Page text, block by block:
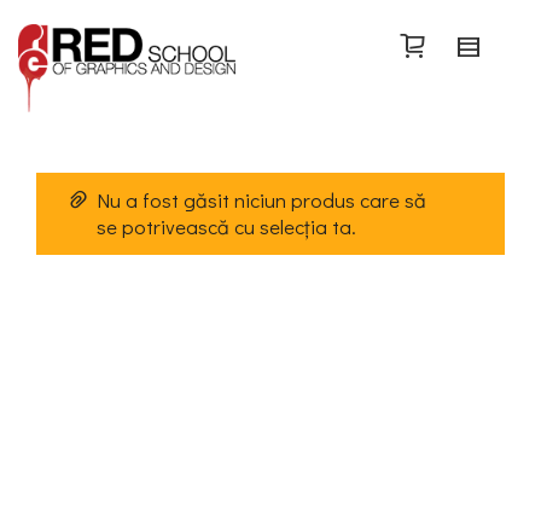
Nu a fost găsit niciun produs care să
se potrivească cu selecția ta.